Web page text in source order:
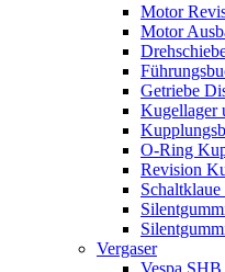
Motor
Motor
Getriebe
Kugellager
O-Ring
Revision
Vergaser
Vespa SHB